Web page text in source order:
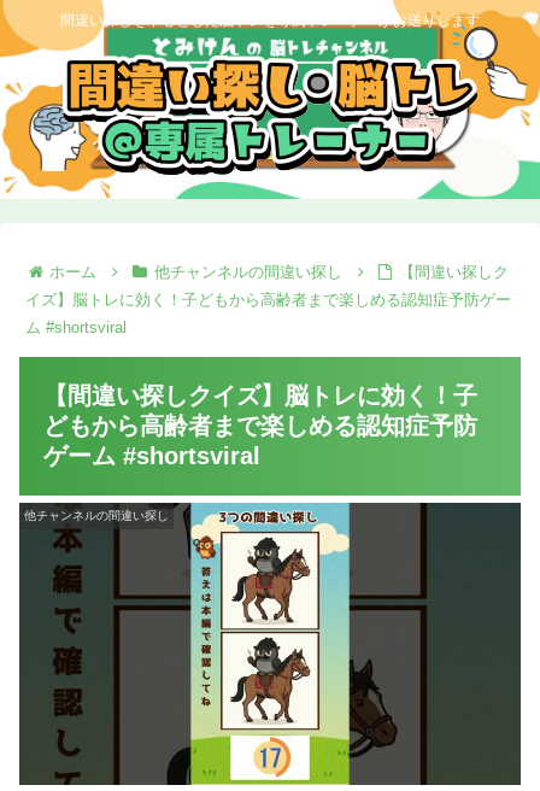
間違い探しを中心とした脳トレを専属トレーナーがお送りします
ホーム 他チャンネルの間違い探し
【間違い探しク
イズ】脳トレに効く！子どもから高齢者まで楽しめる認知症予防ゲー
ム #shortsviral
【間違い探しクイズ】脳トレに効く！子
どもから高齢者まで楽しめる認知症予防
ゲーム #shortsviral
他チャンネルの間違い探し